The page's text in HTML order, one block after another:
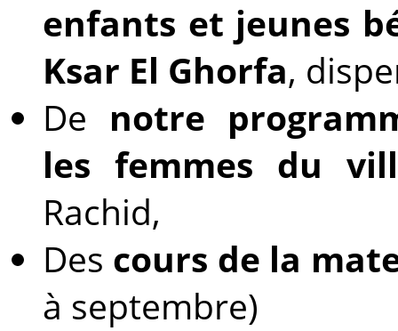
enfants et jeunes
Ksar El Ghorfa,
De notre
les femmes du
Rachid,
Des cours de la
à septembre)